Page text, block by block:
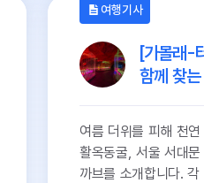
여행기사
[가볼래-
함께 찾
여름 더위를 피해 천
활옥동굴, 서울 서대
까브를 소개합니다.